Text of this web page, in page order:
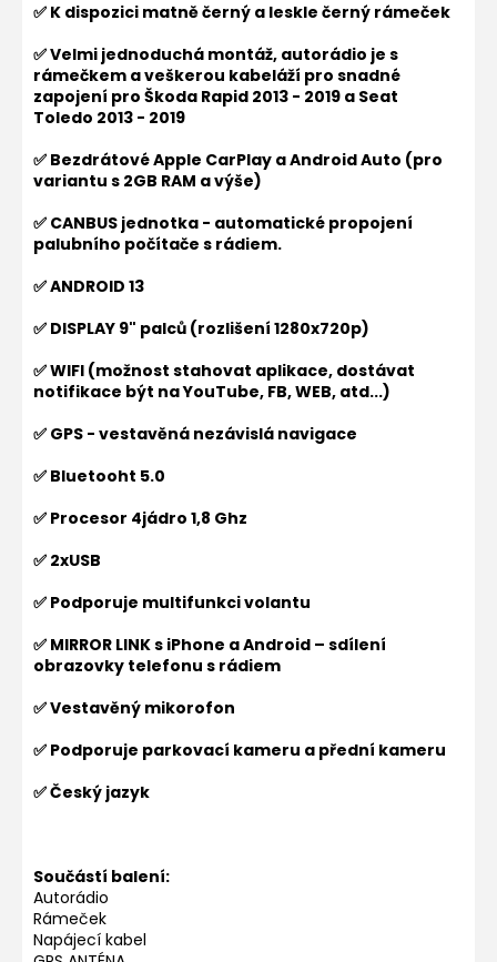
✅ K dispozici matně černý a leskle černý rámeček
✅ Velmi jednoduchá montáž, autorádio je s
rámečkem a veškerou kabeláží pro snadné
zapojení pro Škoda Rapid 2013 - 2019 a Seat
Toledo 2013 - 2019
✅ Bezdrátové Apple CarPlay a Android Auto (pro
variantu s 2GB RAM a výše)
✅ CANBUS jednotka - automatické propojení
palubního počítače s rádiem.
✅ ANDROID 13
✅ DISPLAY 9" palců (rozlišení 1280x720p)
✅ WIFI (možnost stahovat aplikace, dostávat
notifikace být na YouTube, FB, WEB, atd...)
✅ GPS - vestavěná nezávislá navigace
✅ Bluetooht 5.0
✅ Procesor 4jádro 1,8 Ghz
✅ 2xUSB
✅ Podporuje multifunkci volantu
✅ MIRROR LINK s iPhone a Android – sdílení
obrazovky telefonu s rádiem
✅ Vestavěný mikorofon
✅ Podporuje parkovací kameru a přední kameru
✅ Český jazyk
Součástí balení:
Autorádio
Rámeček
Napájecí kabel